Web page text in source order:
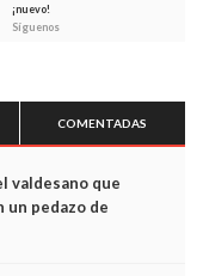
¡nuevo!
Síguenos
COMENTADAS
valdesano que
un pedazo de